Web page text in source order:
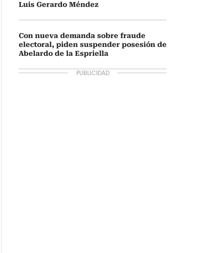
Luis Gerardo Méndez
Con nueva demanda sobre fraude
electoral, piden suspender posesión de
Abelardo de la Espriella